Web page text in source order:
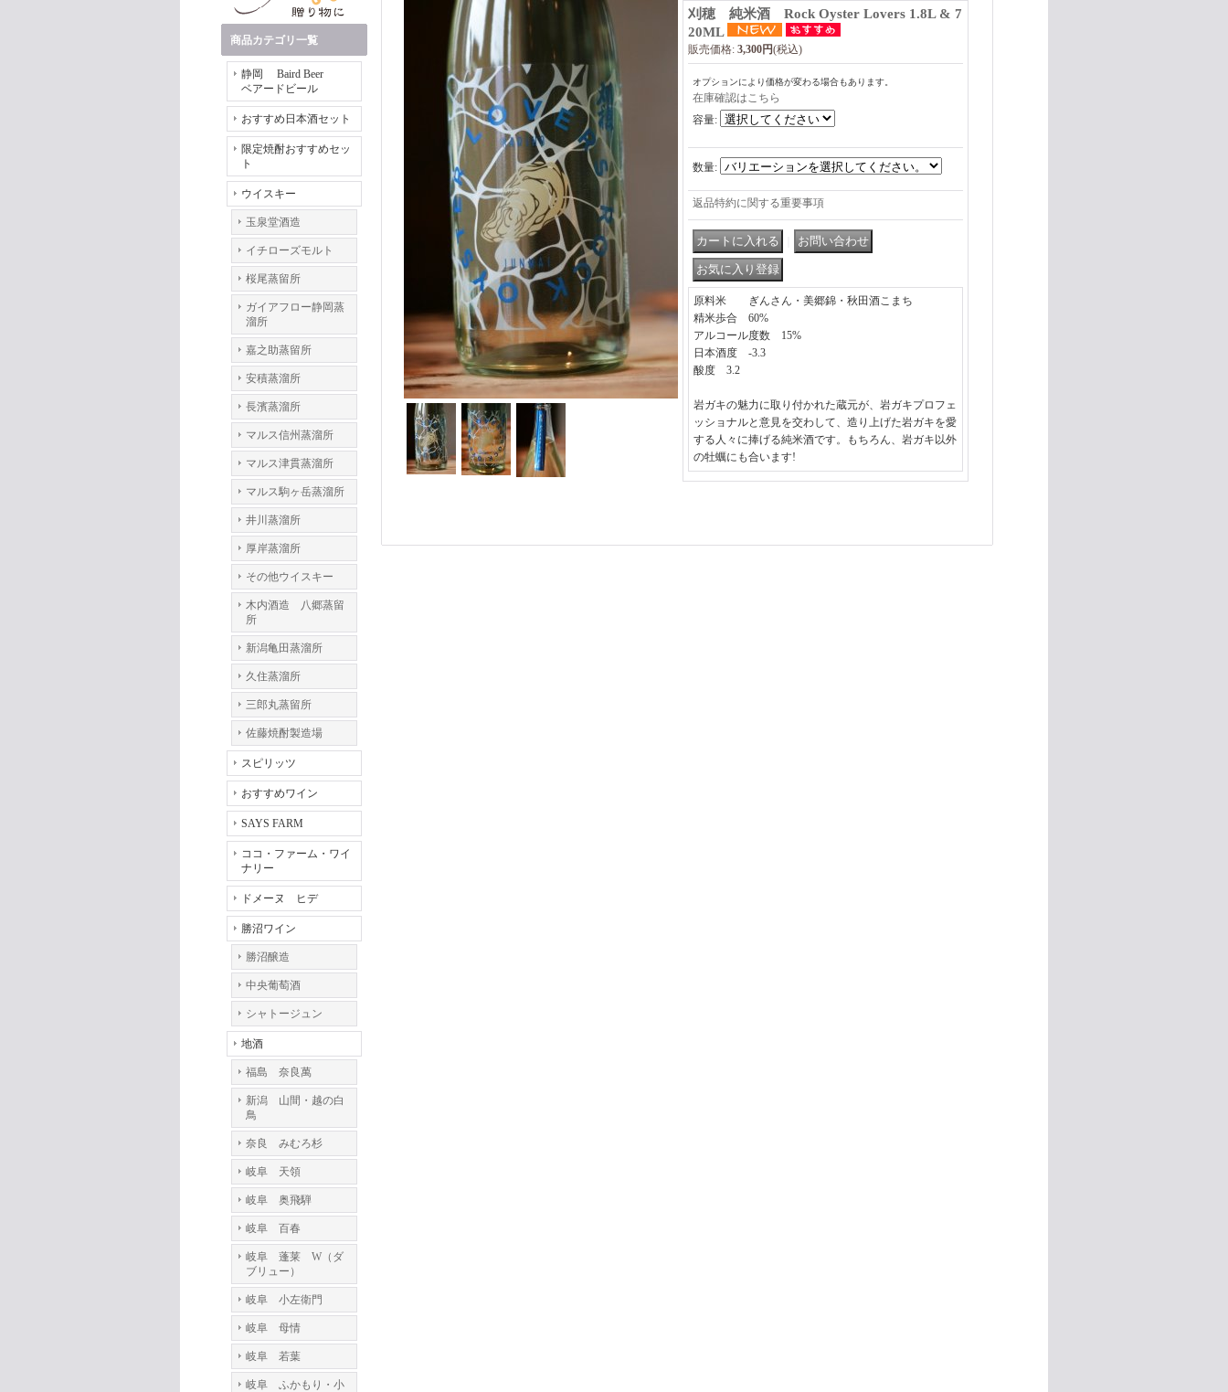
商品カテゴリ一覧
静岡 Baird Beer
ベアードビール
おすすめ日本酒セット
限定焼酎おすすめセッ
ト
ウイスキー
玉泉堂酒造
イチローズモルト
桜尾蒸留所
ガイアフロー静岡蒸
溜所
嘉之助蒸留所
安積蒸溜所
長濱蒸溜所
マルス信州蒸溜所
マルス津貫蒸溜所
マルス駒ヶ岳蒸溜所
井川蒸溜所
厚岸蒸溜所
その他ウイスキー
木内酒造 八郷蒸留
所
新潟亀田蒸溜所
久住蒸溜所
三郎丸蒸留所
佐藤焼酎製造場
スピリッツ
おすすめワイン
SAYS FARM
ココ・ファーム・ワイ
ナリー
ドメーヌ ヒデ
勝沼ワイン
勝沼醸造
中央葡萄酒
シャトージュン
地酒
福島 奈良萬
新潟 山間・越の白
鳥
奈良 みむろ杉
岐阜 天領
岐阜 奥飛騨
岐阜 百春
岐阜 蓬莱 W（ダ
ブリュー）
岐阜 小左衛門
岐阜 母情
岐阜 若葉
岐阜 ふかもり・小
刈穂 純米酒 Rock Oyster Lovers 1.8L & 7
20ML
販売価格: 3,300円(税込)
オプションにより価格が変わる場合もあります。
在庫確認はこちら
容量:
数量:
返品特約に関する重要事項
原料米 ぎんさん・美郷錦・秋田酒こまち
精米歩合 60%
アルコール度数 15%
日本酒度 -3.3
酸度 3.2
岩ガキの魅力に取り付かれた蔵元が、岩ガキプロフェ
ッショナルと意見を交わして、造り上げた岩ガキを愛
する人々に捧げる純米酒です。もちろん、岩ガキ以外
の牡蠣にも合います!